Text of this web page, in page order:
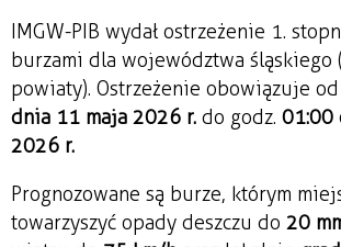
IMGW-PIB wydał ostrzeżenie 1.
burzami dla województwa śląskiego
powiaty). Ostrzeżenie obowiązuje od
dnia 11 maja 2026 r. do godz. 01:00
2026 r.
Prognozowane są burze, którym
towarzyszyć opady deszczu do 20